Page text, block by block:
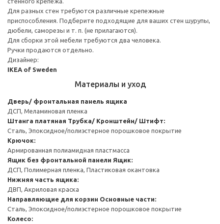
Для разных стен требуются различные крепежные
приспособления. Подберите подходящие для ваших стен шурупы,
дюбели, саморезы и т. п. (не прилагаются).
Для сборки этой мебели требуются два человека.
Ручки продаются отдельно.
Дизайнер:
IKEA of Sweden
Материалы и уход
Дверь/ фронтальная панель ящика
ДСП, Меламиновая пленка
Штанга платяная Трубка/ Кронштейн/ Штифт:
Сталь, Эпоксидное/полиэстерное порошковое покрытие
Крючок:
Армированная полиамидная пластмасса
Ящик без фронтальной панели Ящик:
ДСП, Полимерная пленка, Пластиковая окантовка
Нижняя часть ящика:
ДВП, Акриловая краска
Направляющие для корзин Основные части:
Сталь, Эпоксидное/полиэстерное порошковое покрытие
Колесо: